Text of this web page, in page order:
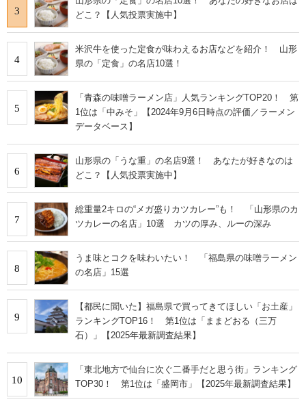
3
どこ？【人気投票実施中】
4
米沢牛を使った定食が味わえるお店などを紹介！ 山形
県の「定食」の名店10選！
5
「青森の味噌ラーメン店」人気ランキングTOP20！ 第
1位は「中みそ」【2024年9月6日時点の評価／ラーメン
データベース】
6
山形県の「うな重」の名店9選！ あなたが好きなのは
どこ？【人気投票実施中】
7
総重量2キロの“メガ盛りカツカレー”も！ 「山形県のカ
ツカレーの名店」10選 カツの厚み、ルーの深み
8
うま味とコクを味わいたい！ 「福島県の味噌ラーメン
の名店」15選
9
【都民に聞いた】福島県で買ってきてほしい「お土産」
ランキングTOP16！ 第1位は「ままどおる（三万
石）」【2025年最新調査結果】
10
「東北地方で仙台に次ぐ二番手だと思う街」ランキング
TOP30！ 第1位は「盛岡市」【2025年最新調査結果】